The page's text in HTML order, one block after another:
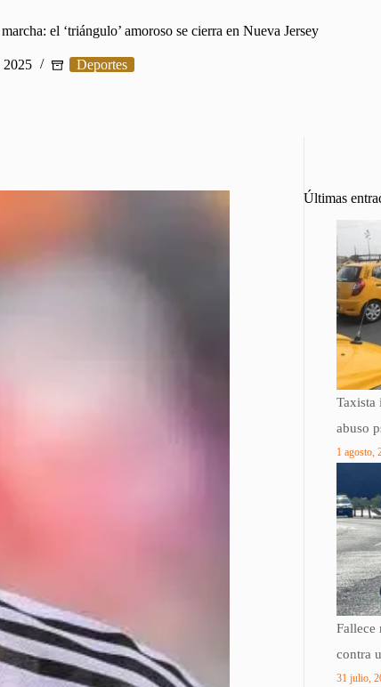
el ‘triángulo’ amoroso se cierra en Nueva Jersey
2025 Deportes
Últimas
Taxista
abuso
1 agosto,
Fallece
contra
31 julio,